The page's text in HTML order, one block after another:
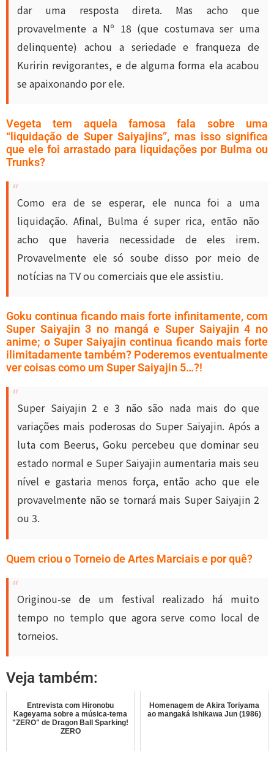
dar uma resposta direta. Mas acho que
provavelmente a Nº 18 (que costumava ser uma
delinquente) achou a seriedade e franqueza de
Kuririn revigorantes, e de alguma forma ela acabou
se apaixonando por ele.
Vegeta tem aquela famosa fala sobre uma
“liquidação de Super Saiyajins”, mas isso significa
que ele foi arrastado para liquidações por Bulma ou
Trunks?
Como era de se esperar, ele nunca foi a uma
liquidação. Afinal, Bulma é super rica, então não
acho que haveria necessidade de eles irem.
Provavelmente ele só soube disso por meio de
notícias na TV ou comerciais que ele assistiu.
Goku continua ficando mais forte infinitamente, com
Super Saiyajin 3 no mangá e Super Saiyajin 4 no
anime; o Super Saiyajin continua ficando mais forte
ilimitadamente também? Poderemos eventualmente
ver coisas como um Super Saiyajin 5…?!
Super Saiyajin 2 e 3 não são nada mais do que
variações mais poderosas do Super Saiyajin. Após a
luta com Beerus, Goku percebeu que dominar seu
estado normal e Super Saiyajin aumentaria mais seu
nível e gastaria menos força, então acho que ele
provavelmente não se tornará mais Super Saiyajin 2
ou 3.
Quem criou o Torneio de Artes Marciais e por quê?
Originou-se de um festival realizado há muito
tempo no templo que agora serve como local de
torneios.
Veja também:
Entrevista com Hironobu
Kageyama sobre a música-tema
"ZERO" de Dragon Ball Sparking!
ZERO
Homenagem de Akira Toriyama
ao mangaká Ishikawa Jun (1986)